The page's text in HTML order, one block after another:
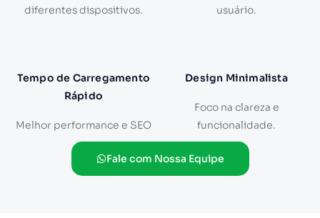
diferentes dispositivos.
usuário.
Tempo de Carregamento
Rápido
Melhor performance e SEO
Design Minimalista
Foco na clareza e
funcionalidade.
Fale com Nossa Equipe